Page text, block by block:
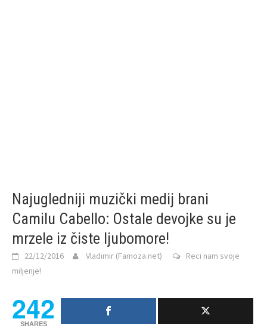
Najugledniji muzički medij brani
Camilu Cabello: Ostale devojke su je
mrzele iz čiste ljubomore!
22/12/2016 Vladimir (Famoza.net)
Reci nam svoje
miljenje!
242
SHARES